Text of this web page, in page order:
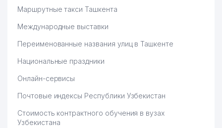
Маршрутные такси Ташкента
Международные выставки
Переименованные названия улиц в Ташкенте
Национальные праздники
Онлайн-сервисы
Почтовые индексы Республики Узбекистан
Стоимость контрактного обучения в вузах
Узбекистана